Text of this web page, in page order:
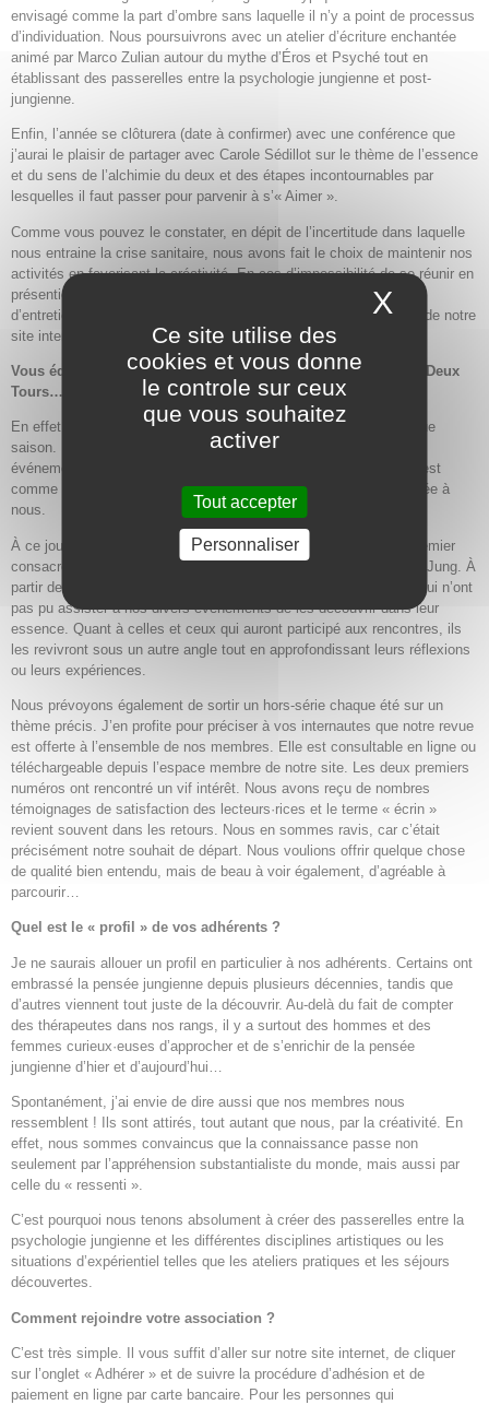
envisagé comme la part d’ombre sans laquelle il n’y a point de processus
d’individuation. Nous poursuivrons avec un atelier d’écriture enchantée
animé par Marco Zulian autour du mythe d’Éros et Psyché tout en
établissant des passerelles entre la psychologie jungienne et post-
jungienne.
Enfin, l’année se clôturera (date à confirmer) avec une conférence que
j’aurai le plaisir de partager avec Carole Sédillot sur le thème de l’essence
et du sens de l’alchimie du deux et des étapes incontournables par
lesquelles il faut passer pour parvenir à s’« Aimer ».
Comme vous pouvez le constater, en dépit de l’incertitude dans laquelle
nous entraine la crise sanitaire, nous avons fait le choix de maintenir nos
activités en favorisant la créativité. En cas d’impossibilité de se réunir en
présentiel, nous « maintiendrons » nos événements sous forme
d’entretiens filmés qui seront consultables sur une page spéciale de notre
site internet.
Vous éditez une revue au format électronique : La Revue des Deux
Tours…
En effet, nous étions à la recherche d’un moyen de clôturer chaque
saison. Une solution qui permettrait de retracer l’ensemble des
événements écoulés tout en fournissant des contenus inédits. C’est
comme cela que l’idée de la revue s’est tout naturellement imposée à
nous.
À ce jour, deux numéros spéciaux, hommages, sont parus. Le premier
consacré à Marie-Louise von Franz et le deuxième à Carl Gustav Jung. À
partir de l’an prochain, la revue permettra surtout aux personnes qui n’ont
pas pu assister à nos divers événements de les découvrir dans leur
essence. Quant à celles et ceux qui auront participé aux rencontres, ils
les revivront sous un autre angle tout en approfondissant leurs réflexions
ou leurs expériences.
Nous prévoyons également de sortir un hors-série chaque été sur un
thème précis. J’en profite pour préciser à vos internautes que notre revue
est offerte à l’ensemble de nos membres. Elle est consultable en ligne ou
téléchargeable depuis l’espace membre de notre site. Les deux premiers
numéros ont rencontré un vif intérêt. Nous avons reçu de nombres
témoignages de satisfaction des lecteurs·rices et le terme « écrin »
revient souvent dans les retours. Nous en sommes ravis, car c’était
précisément notre souhait de départ. Nous voulions offrir quelque chose
de qualité bien entendu, mais de beau à voir également, d’agréable à
parcourir…
Quel est le « profil » de vos adhérents ?
Je ne saurais allouer un profil en particulier à nos adhérents. Certains ont
embrassé la pensée jungienne depuis plusieurs décennies, tandis que
d’autres viennent tout juste de la découvrir. Au-delà du fait de compter
des thérapeutes dans nos rangs, il y a surtout des hommes et des
femmes curieux·euses d’approcher et de s’enrichir de la pensée
jungienne d’hier et d’aujourd’hui…
Spontanément, j’ai envie de dire aussi que nos membres nous
ressemblent ! Ils sont attirés, tout autant que nous, par la créativité. En
effet, nous sommes convaincus que la connaissance passe non
seulement par l’appréhension substantialiste du monde, mais aussi par
celle du « ressenti ».
C’est pourquoi nous tenons absolument à créer des passerelles entre la
psychologie jungienne et les différentes disciplines artistiques ou les
situations d’expérientiel telles que les ateliers pratiques et les séjours
découvertes.
Comment rejoindre votre association ?
C’est très simple. Il vous suffit d’aller sur notre site internet, de cliquer
sur l’onglet « Adhérer » et de suivre la procédure d’adhésion et de
paiement en ligne par carte bancaire. Pour les personnes qui
Ce site utilise des
cookies et vous donne
le controle sur ceux
que vous souhaitez
activer
Tout accepter
Personnaliser
X